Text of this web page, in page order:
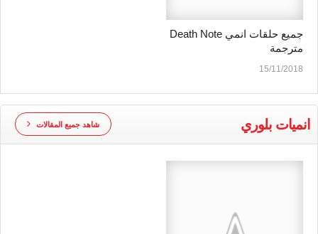
جميع حلقات انمي Death Note
مترجمة
15/11/2018
انميات بلوري شاهد جميع المقالات